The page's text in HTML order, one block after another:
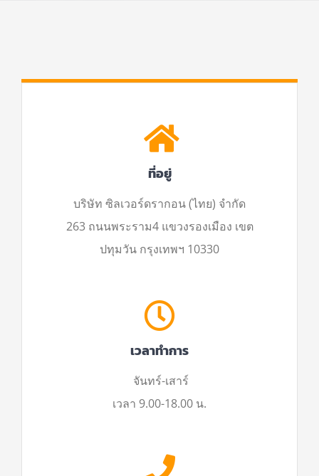
ที่อยู่
บริษัท ซิลเวอร์ดรากอน (ไทย) จำกัด
263 ถนนพระราม4 แขวงรองเมือง เขต
ปทุมวัน กรุงเทพฯ 10330
เวลาทำการ
จันทร์-เสาร์
เวลา 9.00-18.00 น.